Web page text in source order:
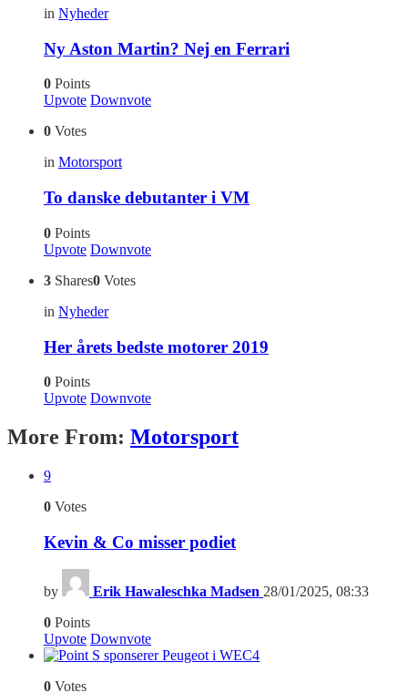
in Nyheder
Ny Aston Martin? Nej en Ferrari
0 Points
Upvote Downvote
0 Votes
in Motorsport
To danske debutanter i VM
0 Points
Upvote Downvote
3 Shares0 Votes
in Nyheder
Her årets bedste motorer 2019
0 Points
Upvote Downvote
More From: Motorsport
9
0 Votes
Kevin & Co misser podiet
by Erik Hawaleschka Madsen 28/01/2025, 08:33
0 Points
Upvote Downvote
4
0 Votes